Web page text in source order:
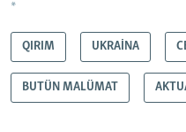
*
QIRIM UKRAİNA
BUTÜN MALÜMAT